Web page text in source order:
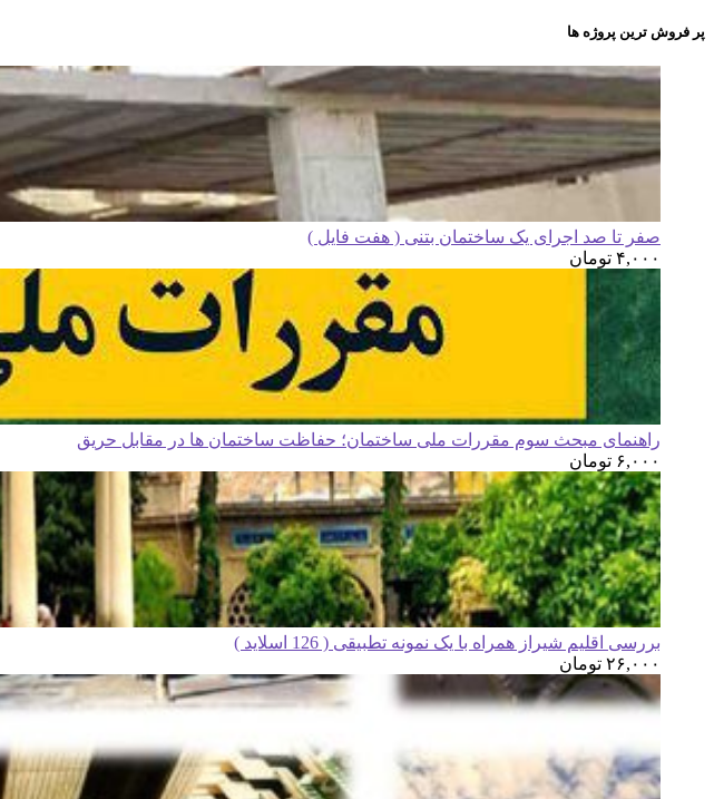
پر فروش ترین پروژه ها
صفر تا صد اجرای یک ساختمان بتنی ( هفت فایل )
۴,۰۰۰ تومان
راهنمای مبحث سوم مقررات ملی ساختمان؛ حفاظت ساختمان ها در مقابل حریق
۶,۰۰۰ تومان
بررسی اقلیم شیراز همراه با یک نمونه تطبیقی ( 126 اسلاید )
۲۶,۰۰۰ تومان